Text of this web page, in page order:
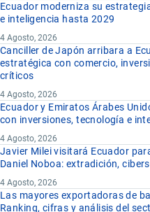
Ecuador moderniza su
e inteligencia hasta 2029
4 Agosto, 2026
Canciller de Japón arribara a
estratégica con comercio,
críticos
4 Agosto, 2026
Ecuador y Emiratos Árabes
con inversiones, tecnología e
4 Agosto, 2026
Javier Milei visitará Ecuador
Daniel Noboa: extradición,
4 Agosto, 2026
Las mayores exportadoras de
Ranking, cifras y análisis del